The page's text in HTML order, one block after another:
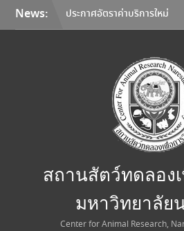
SkipNews:
ประกาศอัตราค่าบริการใหม่
สถานสัตว์ทดลองเพื่อการวิจัย
มหาวิทยาลัยนเรศวร จับมือ
Korea Institute of
Toxicology และมหาวิทยาลัย
เชียงใหม่ ลงนาม MOU ยก
ระดับการวิจัยทดสอบความ
ปลอดภัยระดับก่อนคลินิกสู่
การเลือกใช้อุปกรณ์คุ้มครอง
ความปลอดภัยส่วนบุคคล
(Personal Protective
Equipment: PPE)
สถานสัตว์ทดลอง
มหาวิทยาลัย
Center for Animal Research,